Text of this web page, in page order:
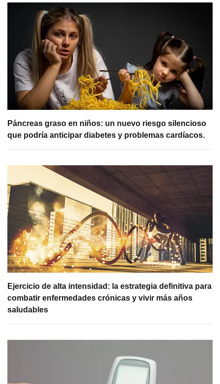
Páncreas graso en niños: un nuevo riesgo silencioso
que podría anticipar diabetes y problemas cardíacos.
Ejercicio de alta intensidad: la estrategia definitiva para
combatir enfermedades crónicas y vivir más años
saludables